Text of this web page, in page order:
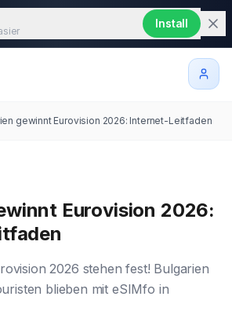
Install
gewinnt Eurovision 2026: Internet-Leitfaden
Eurovision 2026:
2026 stehen fest! Bulgarien
blieben mit eSIMfo in